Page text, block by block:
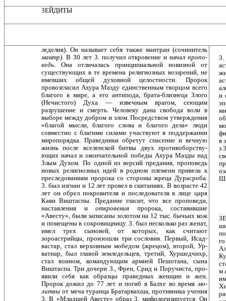
ЗЕЙДИТЫ
леделия). Он называет себя также мантран (сочинитель
мантр). В 30 лет 3. получил откровение и начал пропо­
ведь. Она отличалась принципиальной новизной от
существующих в те времена религиозных воззрений, не
имевших общей духовной целостности. Пророк
провозгласил Ахура Мазду единственным творцом всего
благого в мире, а его антипода, брата-близнеца Злого
(Нечистого) Духа — извечным врагом, сеющим
разрушение и смерть. Человеку дана свобода воли в
выборе между добром и злом. Посредством утвержде­ния
«благой мысли, благого слова и благого дела» люди
совместно с благими силами участвуют в поддержании
миропорядка. Праведники обретут спасение и вечную
жизнь после вселенской битвы двух противоборству­
ющих начал и окончательной победы Ахура Мазды над
Злым Духом. По одной из версий предания, проповедь
новых религиозных идей в родном племени привела к
преследованиям пророка со стороны жреца Дурасроба.
3. был изгнан и 12 лет провел в скитаниях. В возрасте 42
лет он обрел покровителя и последователя в лице царя
Кави Виштаспы. Предание гласит, что все пропо­веди,
наставления иоткровенияпророка, составившие
«Авесту», были записаны золотом на 12 тыс. бычьих кож
и помещены в сокровищницу. 3. был несколько раз женат,
имел трех сыновей, от которых, как считают
зороастрийцы, произошли три сословия. Первый, Исад-
вастар, стал верховным мобедом (жрецом), второй, Ур-
ватнар, был главой земледельцев, третий, Хуршедчихр,
стал воином, командующим армией Пешотана, сына
Виштаспа. Три дочери 3., Френ, Срид и Поручиста, про­
явили себя как образцы праведных женщин и жен.
Пророк дожил до 77 лет и погиб в Балхе во времямо­
литвы от меча туранца Братарвахша, противника уче­ния
3. В «Младшей Авесте» образ 3. мифологизируется. Он
3.
и
в
з
м